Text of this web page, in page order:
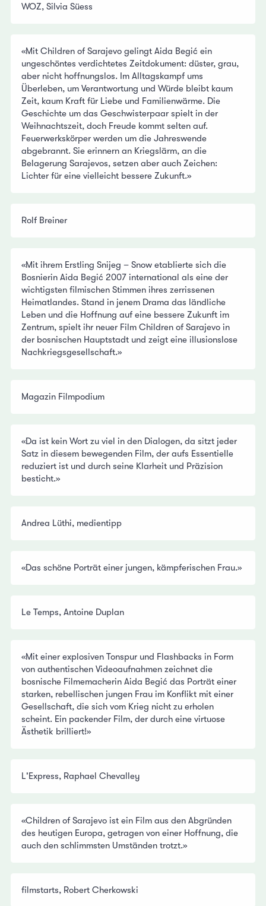
WOZ, Silvia Süess
«Mit Children of Sarajevo gelingt Aida Begić ein
ungeschöntes verdichtetes Zeitdokument: düster, grau,
aber nicht hoffnungslos. Im Alltagskampf ums
Überleben, um Verantwortung und Würde bleibt kaum
Zeit, kaum Kraft für Liebe und Familienwärme. Die
Geschichte um das Geschwisterpaar spielt in der
Weihnachtszeit, doch Freude kommt selten auf.
Feuerwerkskörper werden um die Jahreswende
abgebrannt. Sie erinnern an Kriegslärm, an die
Belagerung Sarajevos, setzen aber auch Zeichen:
Lichter für eine vielleicht bessere Zukunft.»
Rolf Breiner
«Mit ihrem Erstling Snijeg – Snow etablierte sich die
Bosnierin Aida Begić 2007 international als eine der
wichtigsten filmischen Stimmen ihres zerrissenen
Heimatlandes. Stand in jenem Drama das ländliche
Leben und die Hoffnung auf eine bessere Zukunft im
Zentrum, spielt ihr neuer Film Children of Sarajevo in
der bosnischen Hauptstadt und zeigt eine illusionslose
Nachkriegsgesellschaft.»
Magazin Filmpodium
«Da ist kein Wort zu viel in den Dialogen, da sitzt jeder
Satz in diesem bewegenden Film, der aufs Essentielle
reduziert ist und durch seine Klarheit und Präzision
besticht.»
Andrea Lüthi, medientipp
«Das schöne Porträt einer jungen, kämpferischen Frau.»
Le Temps, Antoine Duplan
«Mit einer explosiven Tonspur und Flashbacks in Form
von authentischen Videoaufnahmen zeichnet die
bosnische Filmemacherin Aida Begić das Porträt einer
starken, rebellischen jungen Frau im Konflikt mit einer
Gesellschaft, die sich vom Krieg nicht zu erholen
scheint. Ein packender Film, der durch eine virtuose
Ästhetik brilliert!»
L'Express, Raphael Chevalley
«Children of Sarajevo ist ein Film aus den Abgründen
des heutigen Europa, getragen von einer Hoffnung, die
auch den schlimmsten Umständen trotzt.»
filmstarts, Robert Cherkowski